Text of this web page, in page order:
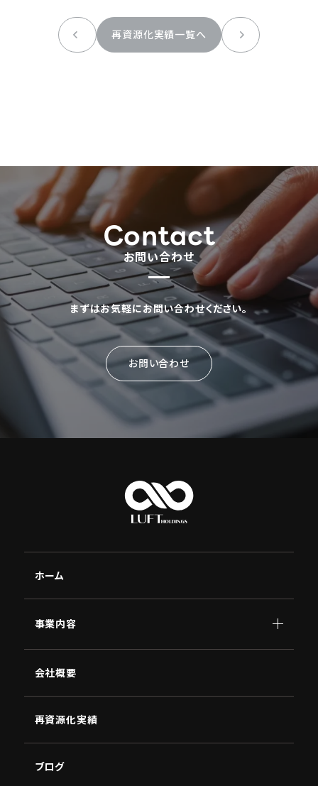
再資源化実績一覧へ
Contact
お問い合わせ
まずはお気軽にお問い合わせください。
お問い合わせ
ホーム
事業内容
顧問
NBC
会社概要
再資源化実績
ブログ